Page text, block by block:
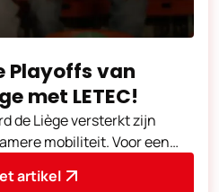
Playoffs van
met LETEC!
de Liège versterkt zijn
mobiliteit. Voor een
artikel